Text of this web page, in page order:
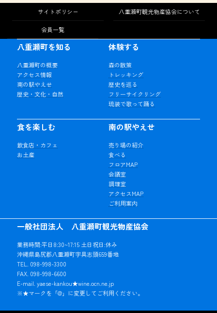
サイトポリシー 八重瀬町観光物産協会について
会員一覧
一般社団法人 八重瀬町観光物産協会
業務時間:平日8:30~17:15 土日祝日:休み
沖縄県島尻郡八重瀬町字具志頭659番地
TEL. 098-998-3300
FAX. 098-998-6600
E-mail. yaese-kankou★wine.ocn.ne.jp
※★マークを「@」に変更してご利用ください。
八重瀬町を知る
八重瀬町の概要
アクセス情報
南の駅やえせ
歴史・文化・自然
体験する
森の散策
トレッキング
歴史を巡る
フリーサイクリング
琉装で歌って踊る
食を楽しむ
飲食店・カフェ
お土産
南の駅やえせ
売り場の紹介
食べる
フロアMAP
会議室
調理室
アクセスMAP
ご利用案内